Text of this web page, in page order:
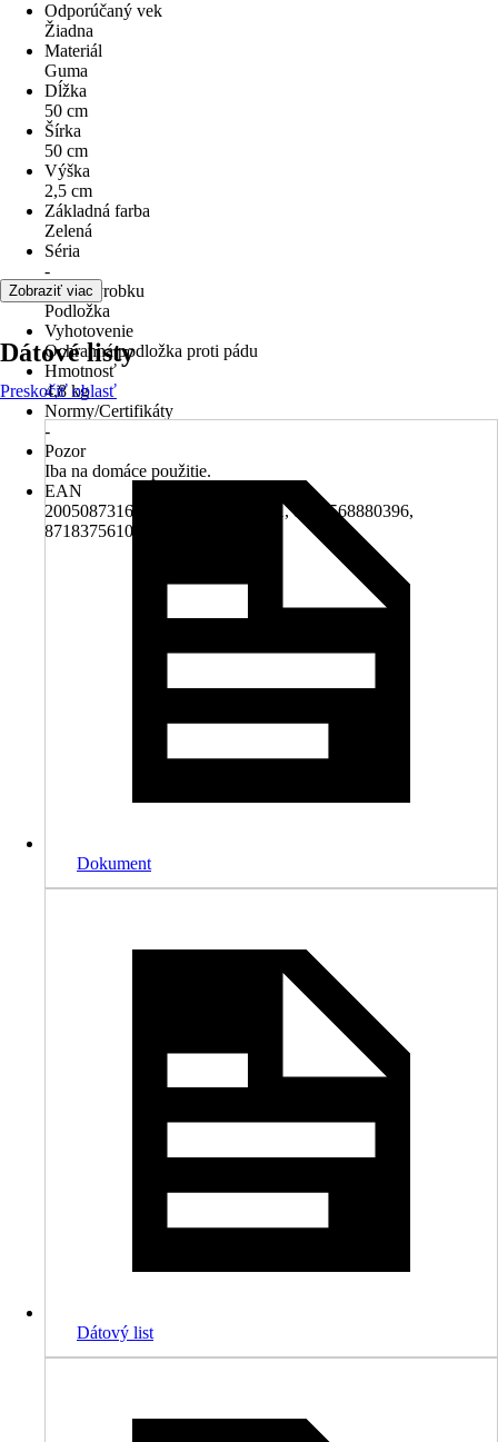
Odporúčaný vek
Žiadna
Materiál
Guma
Dĺžka
50 cm
Šírka
50 cm
Výška
2,5 cm
Základná farba
Zelená
Séria
-
Druh výrobku
Podložka
Vyhotovenie
Ochranná podložka proti pádu
Hmotnosť
4,8 kg
Normy/Certifikáty
-
Pozor
Iba na domáce použitie.
EAN
2005087316004, 8717306121521, 8717568880396,
8718375610039
Zobraziť viac
Dátové listy
Preskočiť oblasť
Dokument
Dátový list